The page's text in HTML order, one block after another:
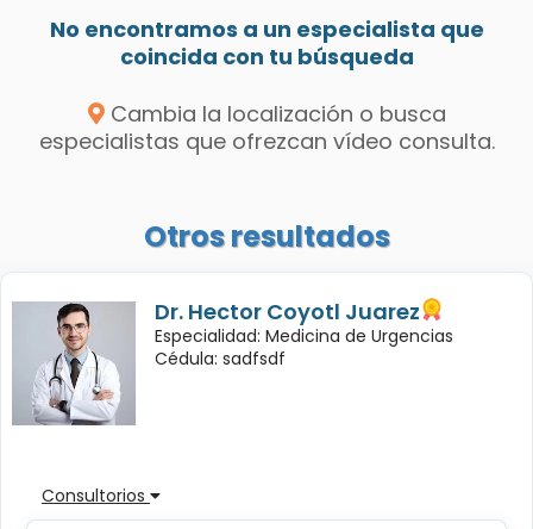
No encontramos a un especialista que
coincida con tu búsqueda
Cambia la localización o busca
especialistas que ofrezcan vídeo consulta.
Otros resultados
Dr. Hector Coyotl Juarez
Especialidad: Medicina de Urgencias
Cédula: sadfsdf
Consultorios